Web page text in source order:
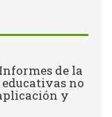
de la
educativas no
y